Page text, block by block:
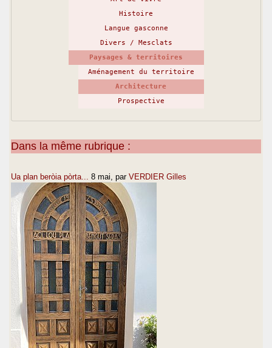
Histoire
Langue gasconne
Divers / Mesclats
Paysages & territoires
Aménagement du territoire
Architecture
Prospective
Dans la même rubrique :
Ua plan beròia pòrta... 8 mai, par VERDIER Gilles